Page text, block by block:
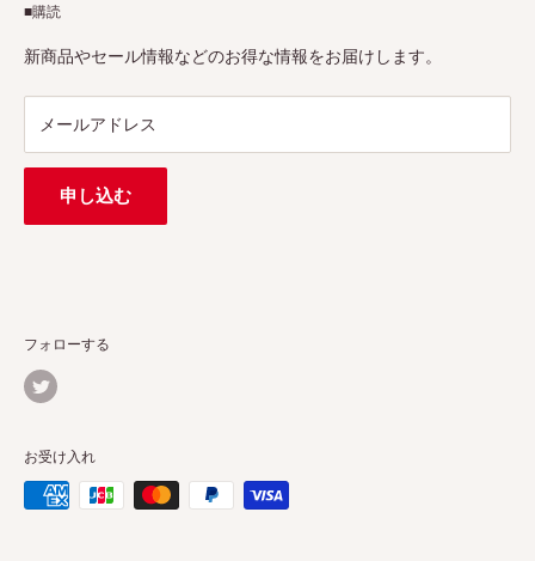
■購読
新商品やセール情報などのお得な情報をお届けします。
メールアドレス
申し込む
Tax-free
特定商取引法に基づく表示
7Artisans、FIMIなど各撮影機材ブランドの正規代理店です。
プロ、アマチュアを問わず、さまざまな撮影製品を取り揃え
連絡先： support@pergear.co.jp
フォローする
お受け入れ